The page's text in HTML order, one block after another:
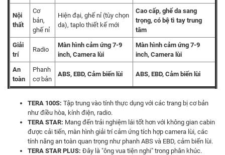
Nội
thất
Cơ
bản,
ghế nỉ
Hiện đại, ghế nỉ (tùy chọn
da), taplo thiết kế mới
Cao cấp, ghế da sang
trọng, có bệ tì tay trung
tâm
Giải
trí
Radio
Màn hình cảm ứng 7-9
inch, Camera lùi
Màn hình cảm ứng 7-9
inch, Camera lùi
An
toàn
Phanh
cơ bản
ABS, EBD, Cảm biến lùi ABS, EBD, Cảm biến lùi
TERA 100S: Tập trung vào tính thực dụng với các trang bị cơ bản
như điều hòa, kính điện, radio.
TERA STAR: Mang đến trải nghiệm lái tốt hơn với không gian cabin
được cải tiến, màn hình giải trí cảm ứng tích hợp camera lùi, các
tính năng an toàn quan trọng như phanh ABS và EBD, cảm biến lùi.
TERA STAR PLUS: Đây là "ông vua tiện nghi" trong phân khúc.